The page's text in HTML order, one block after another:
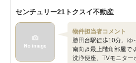
センチュリー21トクスイ不動産
物件担当者コメント
勝田台駅徒歩10分。ゆ
南向き最上階角部屋で
洗浄便座、TVモニタ